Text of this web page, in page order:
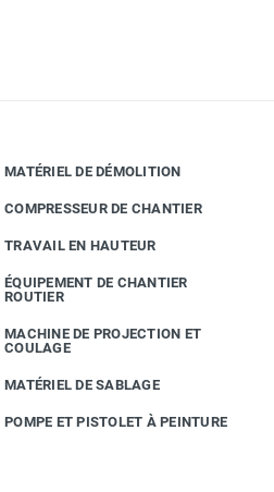
MATÉRIEL DE DÉMOLITION
COMPRESSEUR DE CHANTIER
TRAVAIL EN HAUTEUR
ÉQUIPEMENT DE CHANTIER
ROUTIER
MACHINE DE PROJECTION ET
COULAGE
MATÉRIEL DE SABLAGE
POMPE ET PISTOLET À PEINTURE